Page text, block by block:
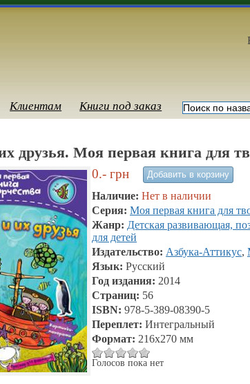
Клиентам Книги под заказ
друзья. Моя первая книга для
0.- грн
Наличие: Нет в наличии
Серия: Моя первая книга для
Жанр: Детская развивающая,
для детей
Издательство: Азбука-Аттикус,
Язык: Русский
Год издания: 2014
Страниц: 56
ISBN: 978-5-389-08390-5
Переплет: Интегральный
Формат: 216х270 мм
Голосов пока нет